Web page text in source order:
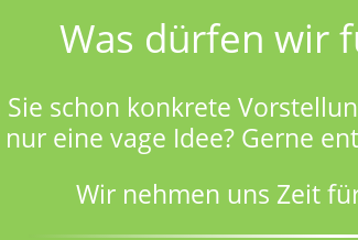
Was dürfen wir
Sie schon konkrete
eine vage Idee? Gerne
Wir nehmen uns Zeit